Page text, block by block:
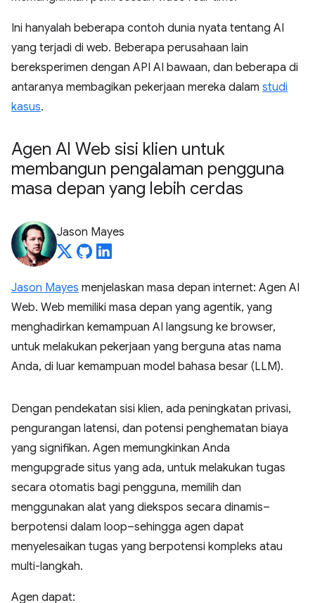
Ini hanyalah beberapa contoh dunia nyata tentang AI
yang terjadi di web. Beberapa perusahaan lain
bereksperimen dengan API AI bawaan, dan beberapa di
antaranya membagikan pekerjaan mereka dalam studi
kasus.
Agen AI Web sisi klien untuk
membangun pengalaman pengguna
masa depan yang lebih cerdas
Jason Mayes
Jason Mayes menjelaskan masa depan internet: Agen AI
Web. Web memiliki masa depan yang agentik, yang
menghadirkan kemampuan AI langsung ke browser,
untuk melakukan pekerjaan yang berguna atas nama
Anda, di luar kemampuan model bahasa besar (LLM).
Dengan pendekatan sisi klien, ada peningkatan privasi,
pengurangan latensi, dan potensi penghematan biaya
yang signifikan. Agen memungkinkan Anda
mengupgrade situs yang ada, untuk melakukan tugas
secara otomatis bagi pengguna, memilih dan
menggunakan alat yang diekspos secara dinamis–
berpotensi dalam loop–sehingga agen dapat
menyelesaikan tugas yang berpotensi kompleks atau
multi-langkah.
Agen dapat: